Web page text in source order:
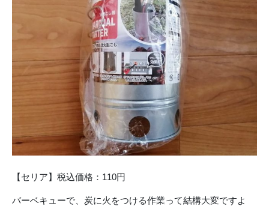
【セリア】税込価格：110円
バーベキューで、炭に火をつける作業って結構大変ですよ